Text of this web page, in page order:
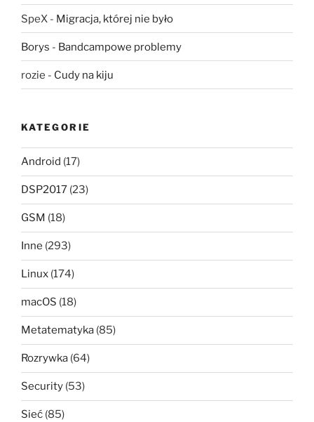
SpeX - Migracja, której nie było
Borys - Bandcampowe problemy
rozie - Cudy na kiju
KATEGORIE
Android (17)
DSP2017 (23)
GSM (18)
Inne (293)
Linux (174)
macOS (18)
Metatematyka (85)
Rozrywka (64)
Security (53)
Sieć (85)